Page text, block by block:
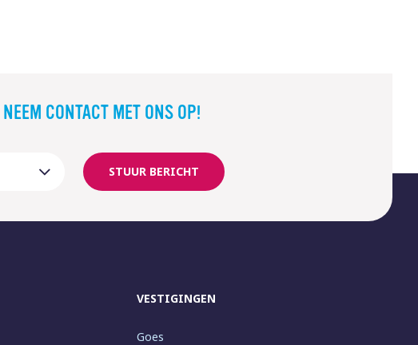
CONTACT MET ONS OP!
STUUR BERICHT
VESTIGINGEN
Goes